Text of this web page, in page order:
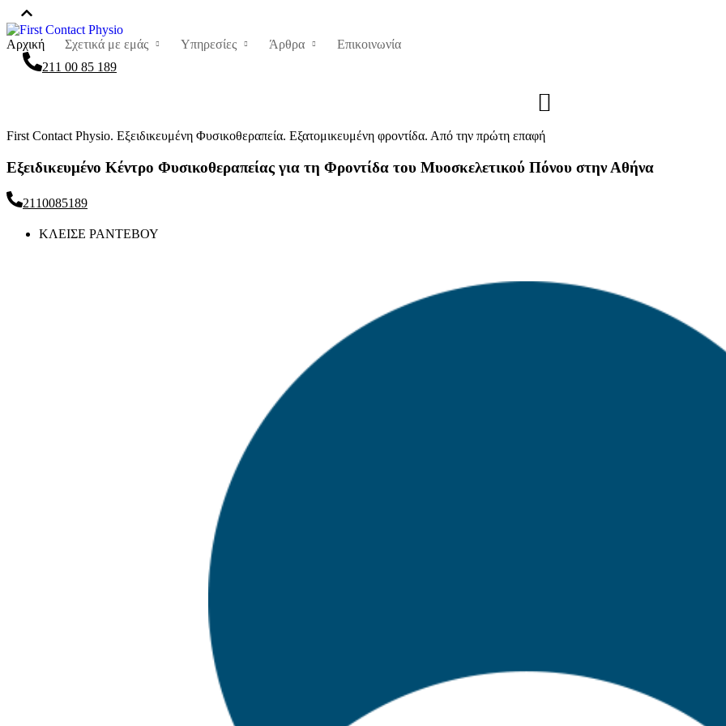
Αρχική Σχετικά με εμάς Υπηρεσίες Άρθρα
Επικοινωνία
211 00 85 189
First Contact Physio. Εξειδικευμένη Φυσικοθεραπεία. Εξατομικευμένη φροντίδα. Από την πρώτη επαφή
Εξειδικευμένο Κέντρο Φυσικοθεραπείας για τη Φροντίδα του Μυοσκελετικού Πόνου στην Αθήνα
2110085189
ΚΛΕΙΣΕ ΡΑΝΤΕΒΟΥ